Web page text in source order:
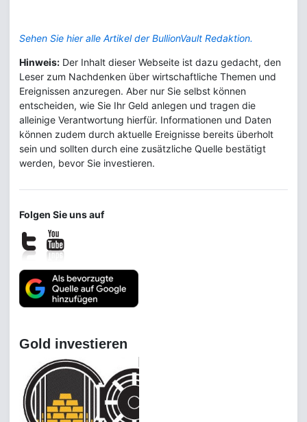
Sehen Sie hier alle Artikel der BullionVault Redaktion.
Hinweis: Der Inhalt dieser Webseite ist dazu gedacht, den
Leser zum Nachdenken über wirtschaftliche Themen und
Ereignissen anzuregen. Aber nur Sie selbst können
entscheiden, wie Sie Ihr Geld anlegen und tragen die
alleinige Verantwortung hierfür. Informationen und Daten
können zudem durch aktuelle Ereignisse bereits überholt
sein und sollten durch eine zusätzliche Quelle bestätigt
werden, bevor Sie investieren.
Folgen Sie uns auf
Gold investieren